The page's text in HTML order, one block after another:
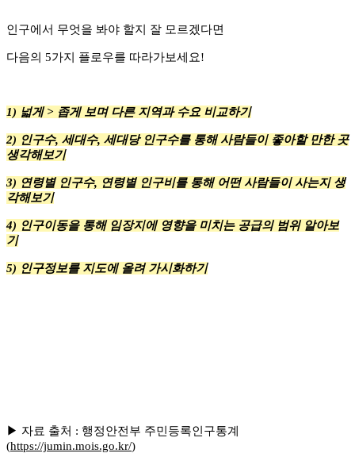
인구에서 무엇을 봐야 할지 잘 모르겠다면
다음의 5가지 플로우를 따라가보세요!
1) 넓게 > 좁게 보며 다른 지역과 수요 비교하기
2) 인구수, 세대수, 세대당 인구수를 통해 사람들이 좋아할 만한 곳
생각해보기
3) 연령별 인구수, 연령별 인구비를 통해 어떤 사람들이 사는지 생
각해보기
4) 인구이동을 통해 임장지에 영향을 미치는 공급의 범위 알아보
기
5) 인구정보를 지도에 올려 가시화하기
▶ 자료 출처 : 행정안전부 주민등록인구통계
(https://jumin.mois.go.kr/)